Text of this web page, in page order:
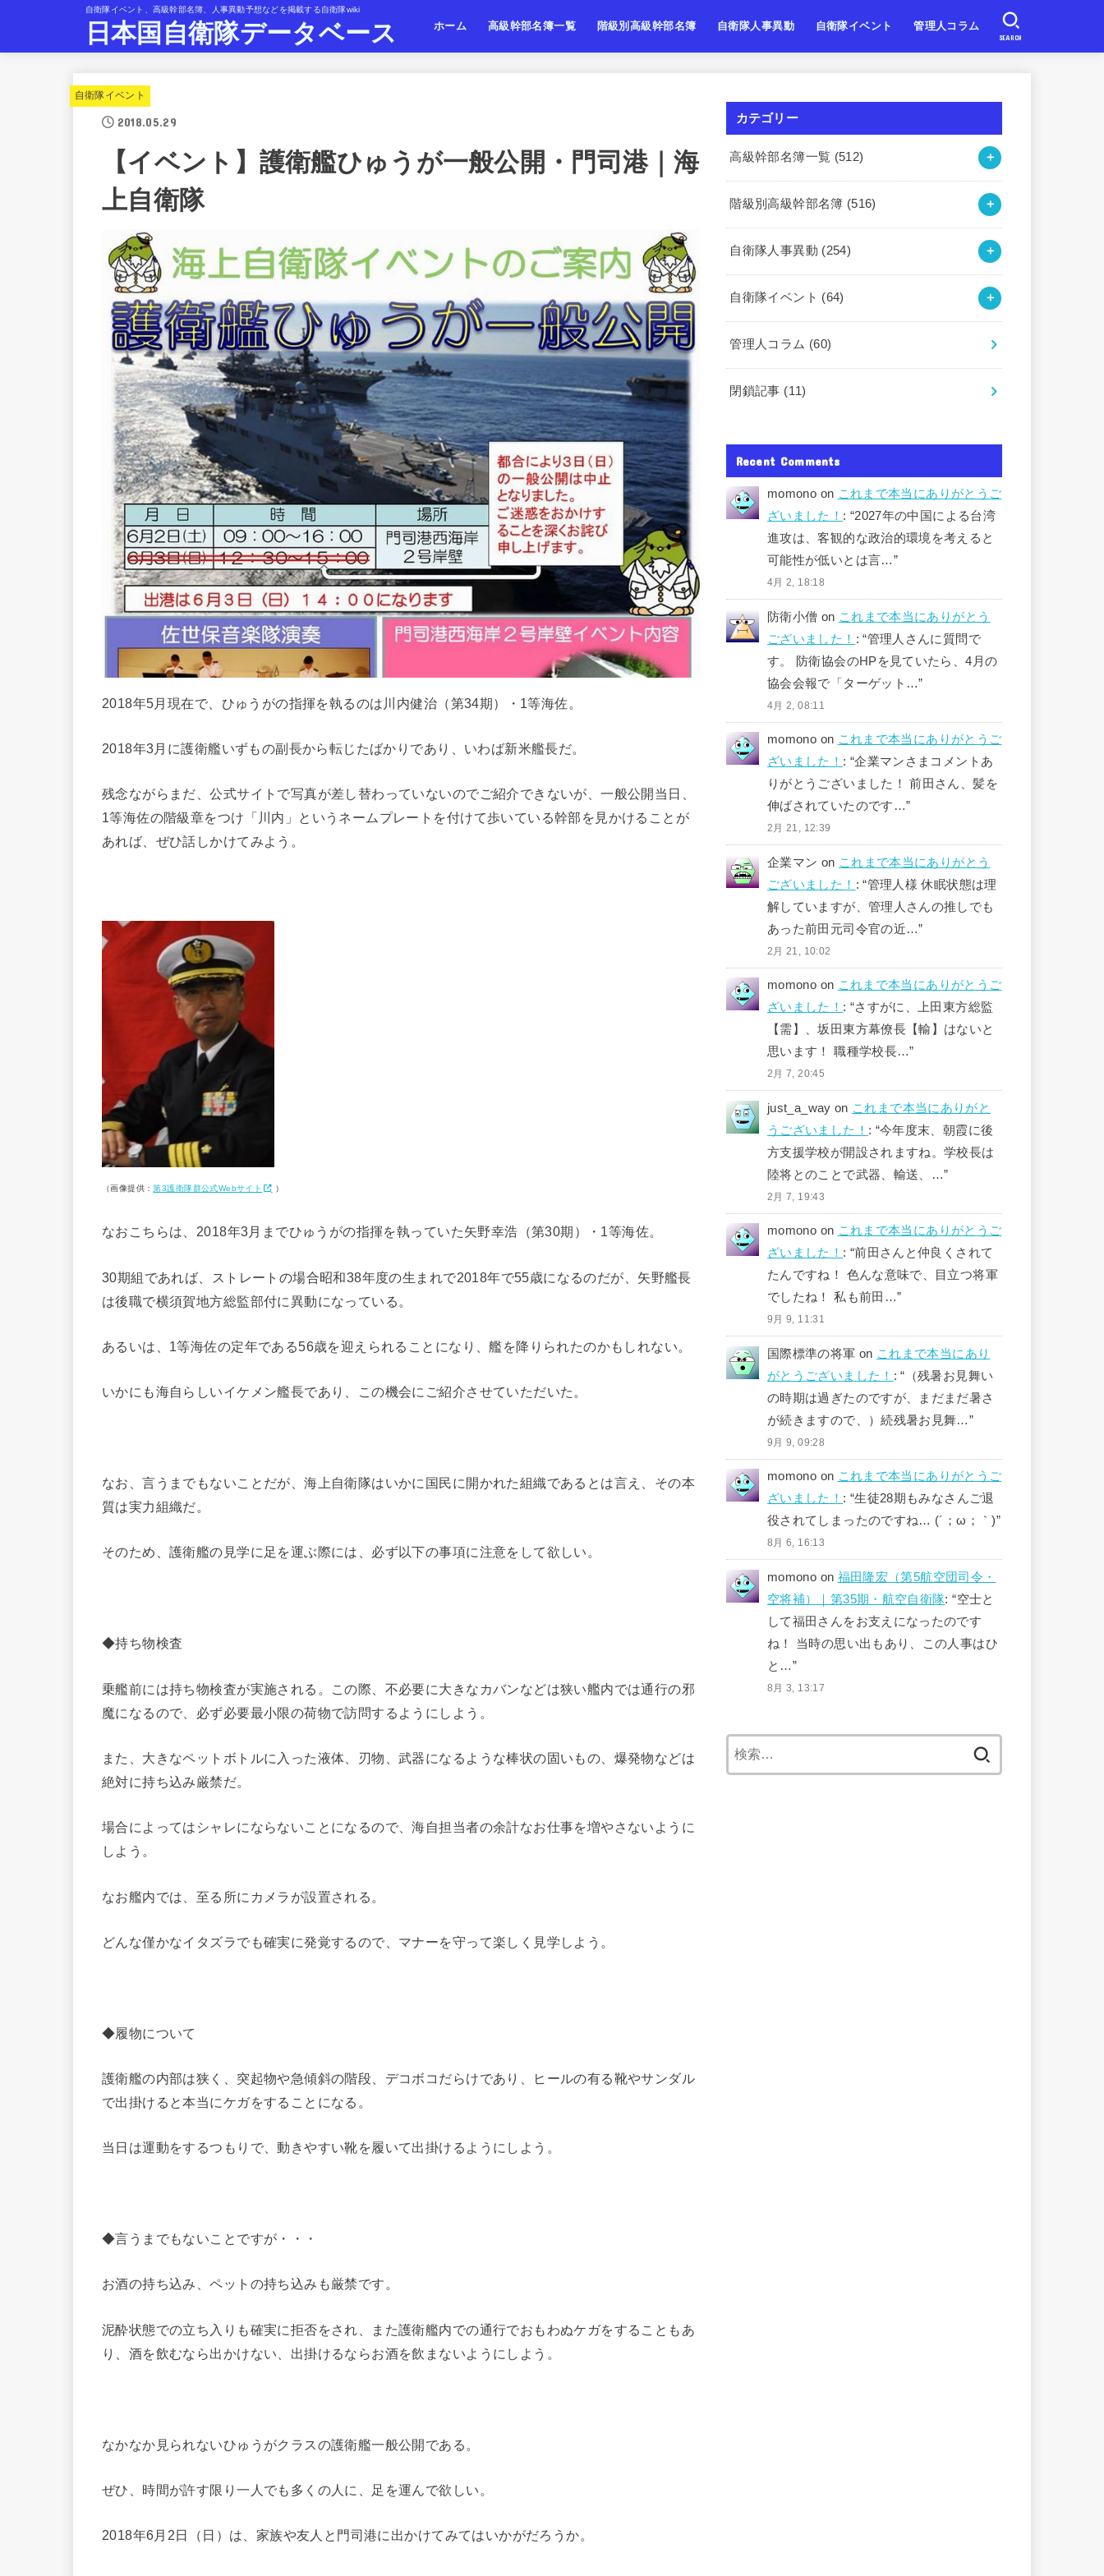
自衛隊イベント、高級幹部名簿、人事異動予想などを掲載する自衛隊wiki
日本国自衛隊データベース ホーム 高級幹部名簿一覧 階級別高級幹部名簿 自衛隊人事異動 自衛隊イベント 管理人コラム
SEARCH
自衛隊イベント
2018.05.29
【イベント】護衛艦ひゅうが一般公開・門司港｜海
上自衛隊
2018年5月現在で、ひゅうがの指揮を執るのは川内健治（第34期）・1等海佐。
2018年3月に護衛艦いずもの副長から転じたばかりであり、いわば新米艦長だ。
残念ながらまだ、公式サイトで写真が差し替わっていないのでご紹介できないが、一般公開当日、
1等海佐の階級章をつけ「川内」というネームプレートを付けて歩いている幹部を見かけることが
あれば、ぜひ話しかけてみよう。
（画像提供：第3護衛隊群公式Webサイト ）
なおこちらは、2018年3月までひゅうがの指揮を執っていた矢野幸浩（第30期）・1等海佐。
30期組であれば、ストレートの場合昭和38年度の生まれで2018年で55歳になるのだが、矢野艦長
は後職で横須賀地方総監部付に異動になっている。
あるいは、1等海佐の定年である56歳を迎えられることになり、艦を降りられたのかもしれない。
いかにも海自らしいイケメン艦長であり、この機会にご紹介させていただいた。
なお、言うまでもないことだが、海上自衛隊はいかに国民に開かれた組織であるとは言え、その本
質は実力組織だ。
そのため、護衛艦の見学に足を運ぶ際には、必ず以下の事項に注意をして欲しい。
◆持ち物検査
乗艦前には持ち物検査が実施される。この際、不必要に大きなカバンなどは狭い艦内では通行の邪
魔になるので、必ず必要最小限の荷物で訪問するようにしよう。
また、大きなペットボトルに入った液体、刃物、武器になるような棒状の固いもの、爆発物などは
絶対に持ち込み厳禁だ。
場合によってはシャレにならないことになるので、海自担当者の余計なお仕事を増やさないように
しよう。
なお艦内では、至る所にカメラが設置される。
どんな僅かなイタズラでも確実に発覚するので、マナーを守って楽しく見学しよう。
◆履物について
護衛艦の内部は狭く、突起物や急傾斜の階段、デコボコだらけであり、ヒールの有る靴やサンダル
で出掛けると本当にケガをすることになる。
当日は運動をするつもりで、動きやすい靴を履いて出掛けるようにしよう。
◆言うまでもないことですが・・・
お酒の持ち込み、ペットの持ち込みも厳禁です。
泥酔状態での立ち入りも確実に拒否をされ、また護衛艦内での通行でおもわぬケガをすることもあ
り、酒を飲むなら出かけない、出掛けるならお酒を飲まないようにしよう。
なかなか見られないひゅうがクラスの護衛艦一般公開である。
ぜひ、時間が許す限り一人でも多くの人に、足を運んで欲しい。
2018年6月2日（日）は、家族や友人と門司港に出かけてみてはいかがだろうか。
カテゴリー
高級幹部名簿一覧 (512)
階級別高級幹部名簿 (516)
自衛隊人事異動 (254)
自衛隊イベント (64)
管理人コラム (60)
閉鎖記事 (11)
Recent Comments
momono on これまで本当にありがとうご
ざいました！ : “2027年の中国による台湾
進攻は、客観的な政治的環境を考えると
可能性が低いとは言…”
4月 2, 18:18
防衛小僧 on これまで本当にありがとう
ございました！ : “管理人さんに質問で
す。 防衛協会のHPを見ていたら、4月の
協会会報で「ターゲット…”
4月 2, 08:11
momono on これまで本当にありがとうご
ざいました！ : “企業マンさまコメントあ
りがとうございました！ 前田さん、髪を
伸ばされていたのです…”
2月 21, 12:39
企業マン on これまで本当にありがとう
ございました！ : “管理人様 休眠状態は理
解していますが、管理人さんの推しでも
あった前田元司令官の近…”
2月 21, 10:02
momono on これまで本当にありがとうご
ざいました！ : “さすがに、上田東方総監
【需】、坂田東方幕僚長【輸】はないと
思います！ 職種学校長…”
2月 7, 20:45
just_a_way on これまで本当にありがと
うございました！ : “今年度末、朝霞に後
方支援学校が開設されますね。学校長は
陸将とのことで武器、輸送、…”
2月 7, 19:43
momono on これまで本当にありがとうご
ざいました！ : “前田さんと仲良くされて
たんですね！ 色んな意味で、目立つ将軍
でしたね！ 私も前田…”
9月 9, 11:31
国際標準の将軍 on これまで本当にあり
がとうございました！ : “ （残暑お見舞い
の時期は過ぎたのですが、まだまだ暑さ
が続きますので、）続残暑お見舞…”
9月 9, 09:28
momono on これまで本当にありがとうご
ざいました！ : “生徒28期もみなさんご退
役されてしまったのですね… (´；ω；｀)”
8月 6, 16:13
momono on 福田隆宏（第5航空団司令・
空将補）｜第35期・航空自衛隊: “空士と
して福田さんをお支えになったのです
ね！ 当時の思い出もあり、この人事はひ
と…”
8月 3, 13:17